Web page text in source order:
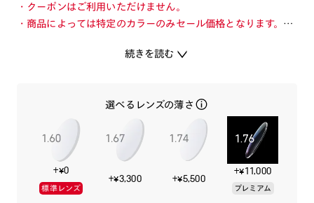
・クーポンはご利用いただけません。
・商品によっては特定のカラーのみセール価格となります。カ
・店舗とオンラインショップで価格が異なる場合があります。
※平均的な10～12歳向けのサイズです。
その存在（質量、色、形）を過度に意識させない「Air」のよ
うな存在のLサイズキッズフレーム。
続きを読む
選べるレンズの薄さ
+¥0
標準レンズ
+¥3,300 +¥5,500
+¥11,000
プレミアム